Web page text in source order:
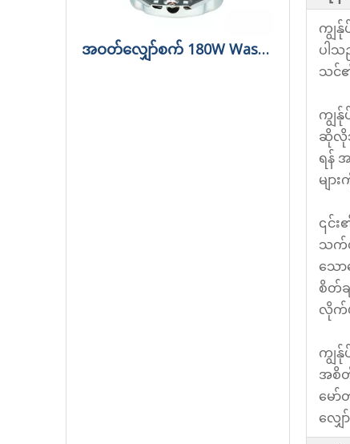
အဝတ်လျှော်စက် 180W Wash Motor
ကျွန်ု
ပါ
သင်
ကျွန်ု
ဆိုလို
ရန်
မျာ
၎င်
သက်တ
သေ
စိတ်
လိုက်ပ
ကျွ
အစိတ်
မေ
လျှေ